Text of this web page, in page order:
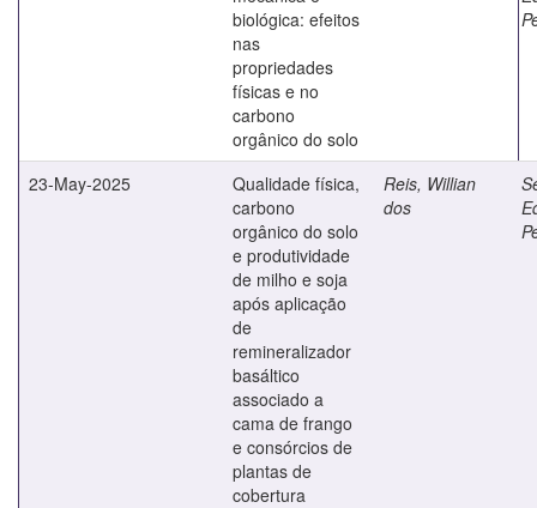
biológica: efeitos
nas
propriedades
físicas e no
carbono
orgânico do solo
23-May-2025
Qualidade física,
carbono
orgânico do solo
e produtividade
de milho e soja
após aplicação
de
remineralizador
basáltico
associado a
cama de frango
e consórcios de
plantas de
cobertura
Reis, Willian
dos